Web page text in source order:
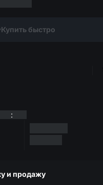
Купить быстро
:
и продажу